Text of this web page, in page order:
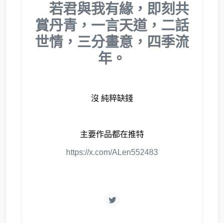
若君與我有緣，即刻共
賞丹青，一言天道，二話
世情，三分畫意，四季流
年。
沒 純粹缺錢
主要作品都在推特
https://x.com/ALen552483